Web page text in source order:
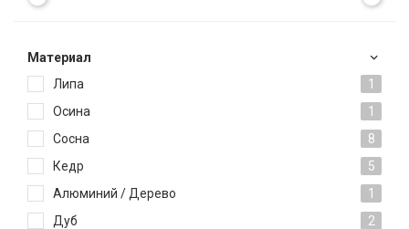
Материал
Липа
1
Осина
1
Сосна
8
Кедр
5
Алюминий / Дерево
1
Дуб
2